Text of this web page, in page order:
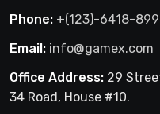
Phone: +(123)-6418-
Email: info@gamex.com
Office Address: 29
34 Road, House #10.